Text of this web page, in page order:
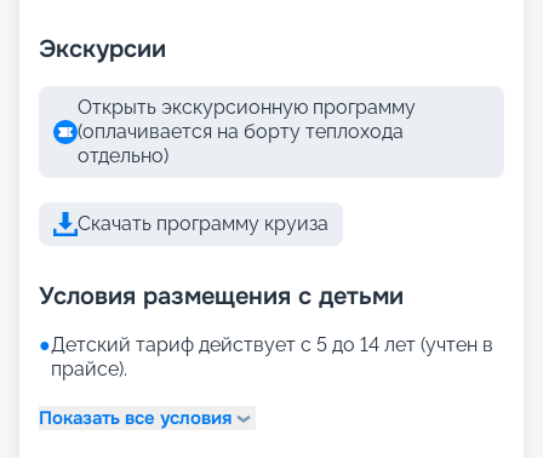
Экскурсии
Открыть экскурсионную программу
(оплачивается на борту теплохода
отдельно)
Скачать программу круиза
Условия размещения с детьми
●Детский тариф действует с 5 до 14 лет (учтен в
прайсе).
Показать все условия